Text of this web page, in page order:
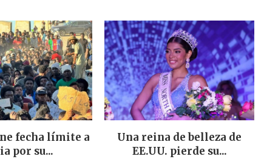
fecha límite a
por su...
Una reina de belleza de
EE.UU. pierde su...